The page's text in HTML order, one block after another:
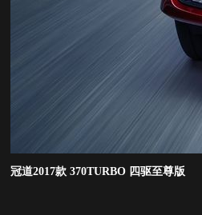
冠道2017款 370TURBO 四驱至尊版